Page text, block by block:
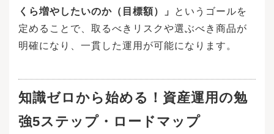
くら増やしたいのか（目標額）」
というゴールを
定めることで、取るべきリスクや選ぶべき商品が
明確になり、一貫した運用が可能になります。
知識ゼロから始める！資産運用の勉
強5ステップ・ロードマップ